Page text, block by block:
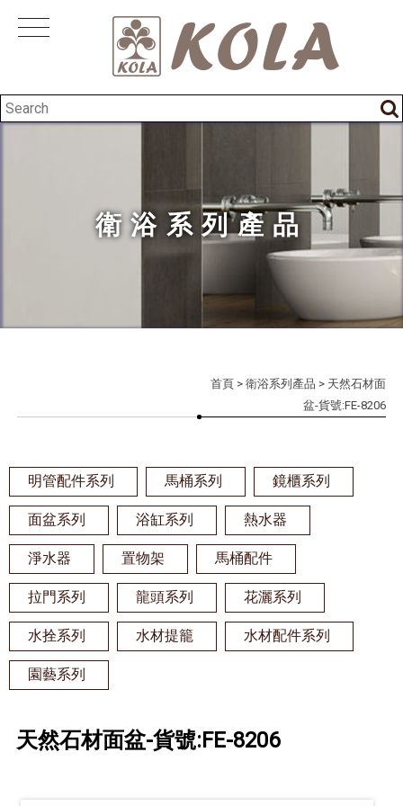
衛浴系列產品
首頁 >衛浴系列產品 > 天然石材面
盆-貨號:FE-8206
明管配件系列 馬桶系列 鏡櫃系列
面盆系列 浴缸系列 熱水器
淨水器 置物架 馬桶配件
拉門系列 龍頭系列 花灑系列
水拴系列 水材提籠 水材配件系列
園藝系列
天然石材面盆-貨號:FE-8206